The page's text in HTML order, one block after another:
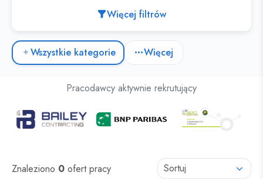
Więcej filtrów
Wszystkie kategorie
Więcej
Oferty pracy dla osób z niepełnosprawnościami
Pracodawcy aktywnie rekrutujący
Oferty pracy
Znaleziono 0 ofert pracy Sortuj